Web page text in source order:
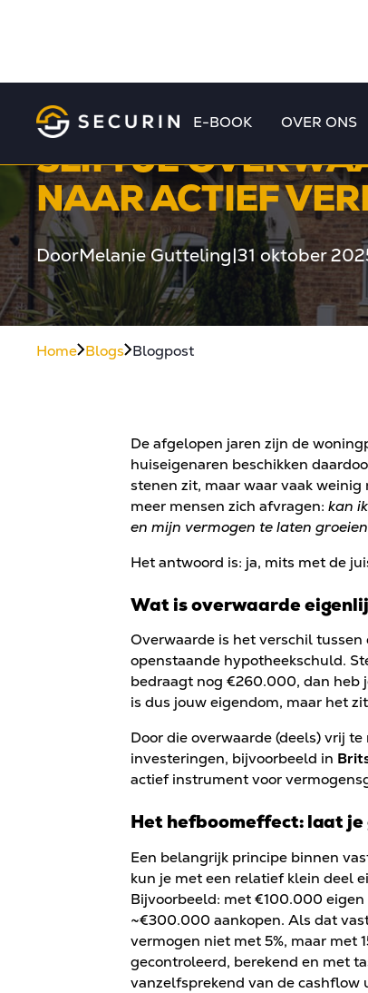
E-BOOK OVER ONS
SLIM JE
NAAR ACTIEF
DoorMelanie Gutteling|31 oktober
Home Blogs Blogpost
De afgelopen jaren zijn de
huiseigenaren beschikken
stenen zit, maar waar vaak weinig
meer mensen zich afvragen: kan
en mijn vermogen te laten
Het antwoord is: ja, mits met de
Wat is overwaarde
Overwaarde is het verschil
openstaande hypotheekschuld.
bedraagt nog €260.000, dan heb
is dus jouw eigendom, maar het
Door die overwaarde (deels) vrij
investeringen, bijvoorbeeld in
actief instrument voor
Het hefboomeffect: laat
Een belangrijk principe binnen
kun je met een relatief klein deel
Bijvoorbeeld: met €100.000
~€300.000 aankopen. Als dat
vermogen niet met 5%, maar met
gecontroleerd, berekend en met
vanzelfsprekend van de cashflow